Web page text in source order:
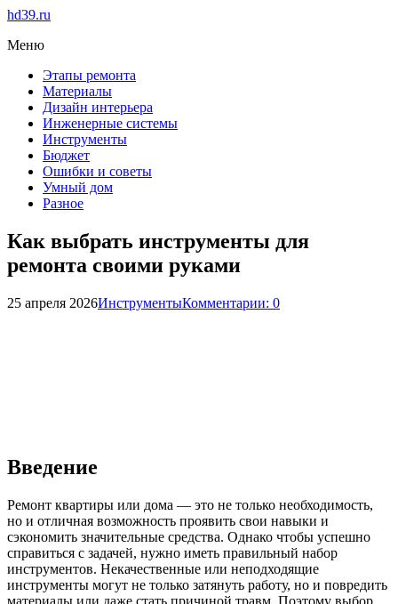
hd39.ru
Меню
Этапы ремонта
Материалы
Дизайн интерьера
Инженерные системы
Инструменты
Бюджет
Ошибки и советы
Умный дом
Разное
Как выбрать инструменты для
ремонта своими руками
25 апреля 2026ИнструментыКомментарии: 0
Введение
Ремонт квартиры или дома — это не только необходимость,
но и отличная возможность проявить свои навыки и
сэкономить значительные средства. Однако чтобы успешно
справиться с задачей, нужно иметь правильный набор
инструментов. Некачественные или неподходящие
инструменты могут не только затянуть работу, но и повредить
материалы или даже стать причиной травм. Поэтому выбор